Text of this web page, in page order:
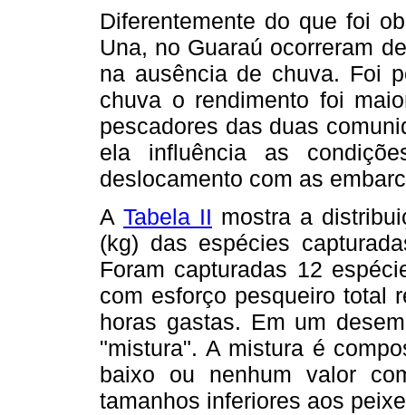
Diferentemente do que foi
Una, no Guaraú ocorreram
na ausência de chuva. Foi
chuva o rendimento foi
pescadores das duas
ela influência as
deslocamento com as
A Tabela II mostra a
(kg) das espécies
Foram capturadas 12
com esforço pesqueiro total
horas gastas. Em um
"mistura". A mistura é
baixo ou nenhum valor
tamanhos inferiores aos